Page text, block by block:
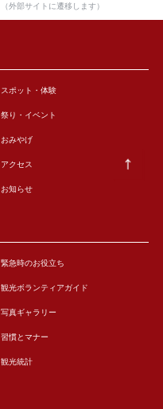
（外部サイトに遷移します）
スポット・体験
祭り・イベント
おみやげ
アクセス
お知らせ
緊急時のお役立ち
観光ボランティアガイド
写真ギャラリー
習慣とマナー
観光統計